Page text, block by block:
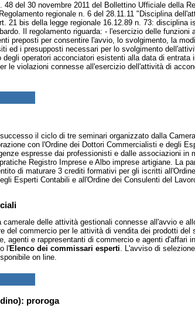
48 del 30 novembre 2011 del Bollettino Ufficiale della
regionale n. 6 del 28.11.11 "Disciplina
21 bis della legge regionale 16.12.89 n. 73: disciplina
Il regolamento riguarda: - l'esercizio delle funzioni
preposti per consentire l'avvio, lo svolgimento, la
ed i presupposti necessari per lo svolgimento
operatori acconciatori esistenti alla data di entrata
le violazioni connesse all'esercizio dell'attività di
il ciclo di tre seminari organizzato dalla
con l'Ordine dei Dottori Commercialisti e degli
espresse dai professionisti e dalle associazioni in
Registro Imprese e Albo imprese artigiane. La
di maturare 3 crediti formativi per gli iscritti
Esperti Contabili e all'Ordine dei Consulenti del
delle attività gestionali connesse all'avvio e
del commercio per le attività di vendita dei prodotti del
agenti e rappresentanti di commercio e agenti d'affari
l'Elenco dei commissari esperti. L'avviso di
on line.
proroga